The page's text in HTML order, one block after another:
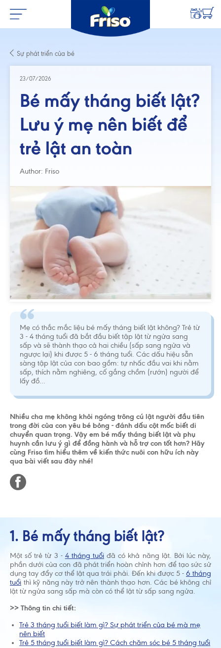
Sự phát triển của bé
23/07/2026
Bé mấy tháng biết lật?
Lưu ý mẹ nên biết để
trẻ lật an toàn
Author: Friso
Mẹ có thắc mắc liệu bé mấy tháng biết lật không? Trẻ từ
3 - 4 tháng tuổi đã bắt đầu biết tập lật từ ngửa sang
sấp và sẽ thành thạo cả hai chiều (sấp sang ngửa và
ngược lại) khi được 5 - 6 tháng tuổi. Các dấu hiệu sẵn
sàng tập lật của con bao gồm: tự nhấc đầu vai khi nằm
sấp, thích nằm nghiêng, cố gắng chồm (rướn) người để
lấy đồ...
Nhiều cha mẹ không khỏi ngóng trông cú lật người đầu tiên
trong đời của con yêu bé bỏng - đánh dấu cột mốc biết di
chuyển quan trọng. Vậy em bé mấy tháng biết lật và phụ
huynh cần lưu ý gì để đồng hành và hỗ trợ con tốt hơn? Hãy
cùng Friso tìm hiểu thêm về kiến thức nuôi con hữu ích này
qua bài viết sau đây nhé!
1. Bé mấy tháng biết lật?
Một số trẻ từ 3 - 4 tháng tuổi đã có khả năng lật. Bởi lúc này,
phần dưới của con đã phát triển hoàn chỉnh hơn để tạo sức sử
dụng tay đẩy cơ thể lật qua trái phải. Đến khi được 5 - 6 tháng
tuổi thì kỹ năng này trở nên thành thạo hơn. Các bé không chỉ
lật từ ngửa sang sấp mà còn có thể lật từ sấp sang ngửa.
>> Thông tin chi tiết:
Trẻ 3 tháng tuổi biết làm gì? Sự phát triển của bé mà mẹ
nên biết
Trẻ 5 tháng tuổi biết làm gì? Cách chăm sóc bé 5 tháng tuổi